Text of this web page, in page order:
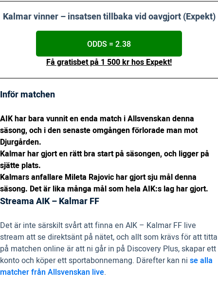
Kalmar vinner – insatsen tillbaka vid oavgjort (Expekt)
ODDS = 2.38
Få gratisbet på 1 500 kr hos Expekt!
Inför matchen
AIK har bara vunnit en enda match i Allsvenskan denna
säsong, och i den senaste omgången förlorade man mot
Djurgården.
Kalmar har gjort en rätt bra start på säsongen, och ligger på
sjätte plats.
Kalmars anfallare Mileta Rajovic har gjort sju mål denna
säsong. Det är lika många mål som hela AIK:s lag har gjort.
Streama AIK – Kalmar FF
Det är inte särskilt svårt att finna en AIK – Kalmar FF live
stream att se direktsänt på nätet, och allt som krävs för att titta
på matchen online är att ni går in på Discovery Plus, skapar ett
konto och köper ett sportabonnemang. Därefter kan ni se alla
matcher från Allsvenskan live.